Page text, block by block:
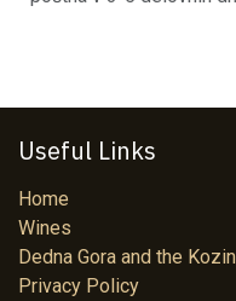
Useful Links
Home
Wines
Dedna Gora and the
Privacy Policy